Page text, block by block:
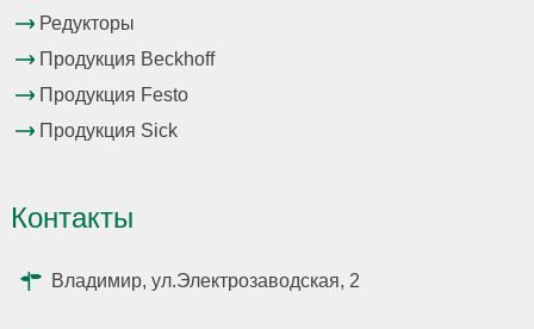
Редукторы
Продукция Beckhoff
Продукция Festo
Продукция Sick
Контакты
Владимир, ул.Электрозаводская, 2